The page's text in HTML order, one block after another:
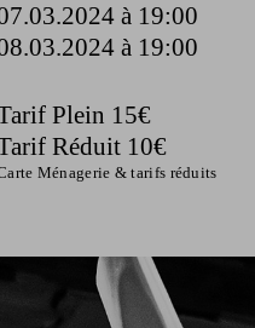
à 19:00
à 19:00
Plein 15€
Réduit 10€
Ménagerie & tarifs réduits